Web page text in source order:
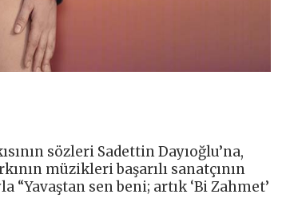
sözleri Sadettin Dayıoğlu’na,
müzikleri başarılı sanatçının
sen beni; artık ‘Bi Zahmet’